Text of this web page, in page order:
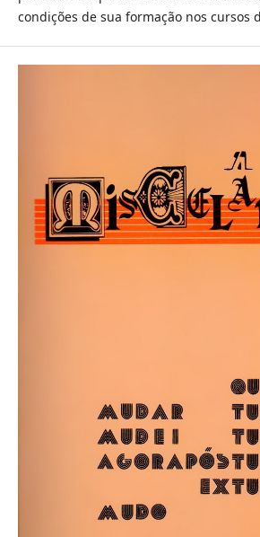
condições de sua formação nos cursos